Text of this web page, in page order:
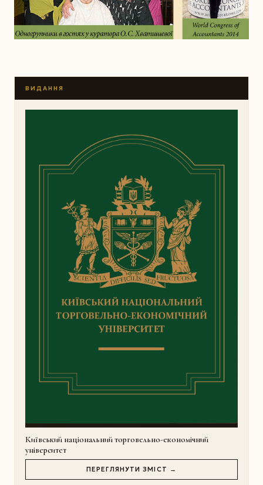
ВИДАННЯ
Київський національний торговельно-економічний
університет
ПЕРЕГЛЯНУТИ ЗМІСТ →